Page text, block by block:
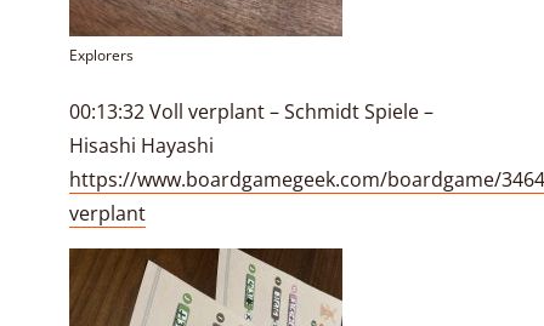
Explorers
00:13:32 Voll verplant – Schmidt Spiele –
Hisashi Hayashi
https://www.boardgamegeek.com/boardgame/
verplant